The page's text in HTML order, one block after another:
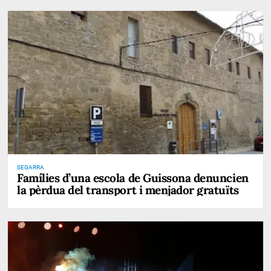
SEGARRA
Famílies d’una escola de Guissona denuncien
la pèrdua del transport i menjador gratuïts